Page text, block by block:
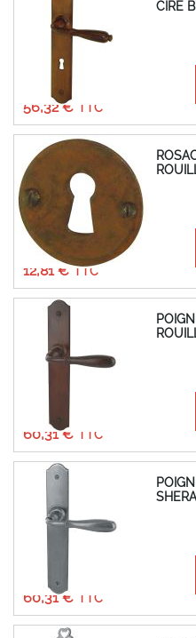
CIRE
À partir de
56,32 €
46,93 €
À partir de
12,81 €
10,67 €
60,31 €
50,26 €
60,31 €
50,26 €